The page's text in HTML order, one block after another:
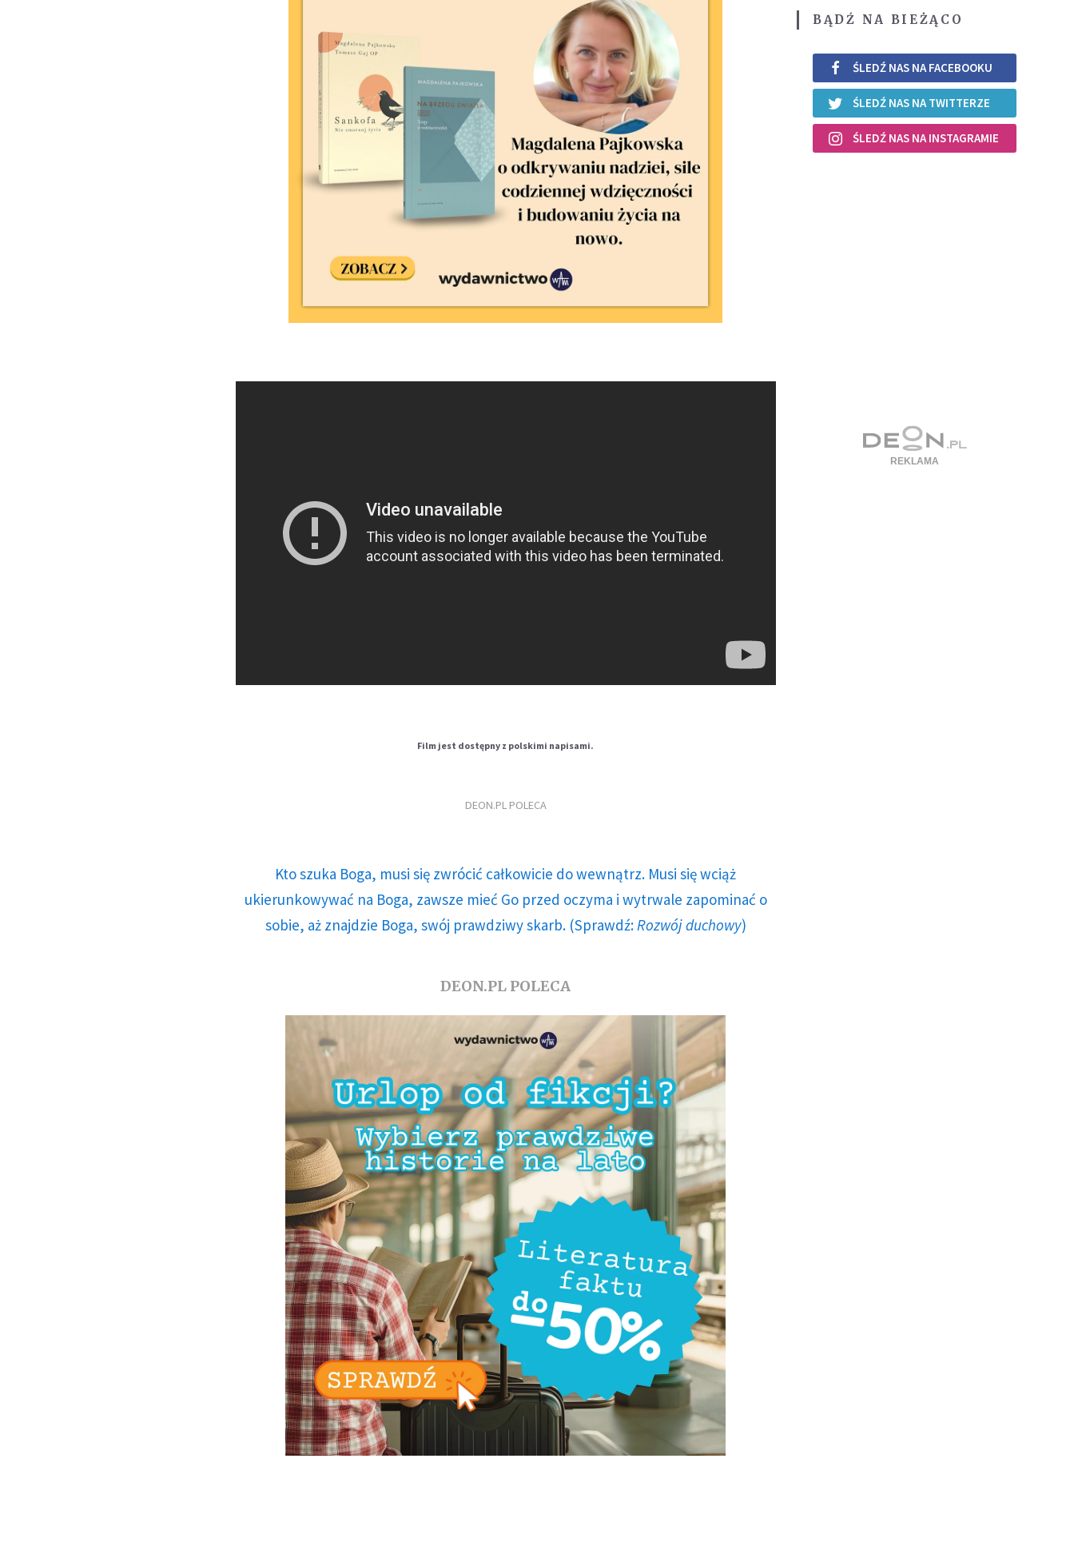
Film jest dostępny z polskimi napisami.
DEON.PL POLECA
Kto szuka Boga, musi się zwrócić całkowicie do wewnątrz. Musi się wciąż
ukierunkowywać na Boga, zawsze mieć Go przed oczyma i wytrwale zapominać o
sobie, aż znajdzie Boga, swój prawdziwy skarb. (Sprawdź: Rozwój duchowy)
DEON.PL POLECA
BĄDŹ NA BIEŻĄCO
ŚLEDŹ NAS NA FACEBOOKU
ŚLEDŹ NAS NA TWITTERZE
ŚLEDŹ NAS NA INSTAGRAMIE